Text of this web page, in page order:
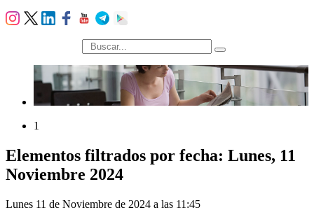
búsqueda
1
Elementos filtrados por fecha: Lunes, 11
Noviembre 2024
Lunes 11 de Noviembre de 2024 a las 11:45